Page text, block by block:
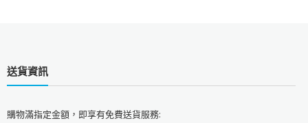
送貨資訊
購物滿指定金額，即享有免費送貨服務: